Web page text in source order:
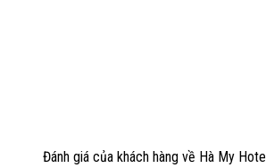
Đánh giá của khách hàng về Hà My Hotel